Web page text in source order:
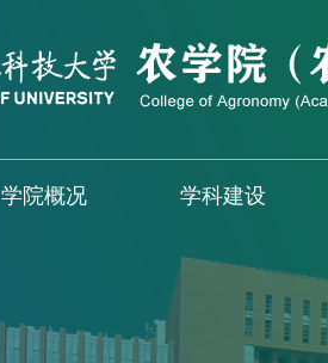
学院概况 学科建设